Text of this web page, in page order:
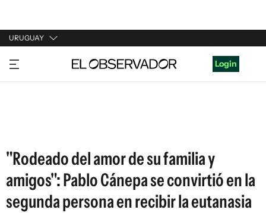
URUGUAY
URUGUAY
ARGENTINA
Login
"Rodeado del amor de su familia y
amigos": Pablo Cánepa se convirtió en la
segunda persona en recibir la eutanasia